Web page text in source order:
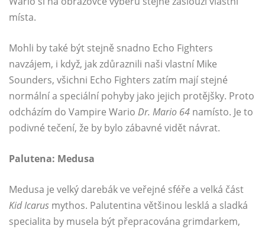
místa.
Mohli by také být stejně snadno Echo Fighters
navzájem, i když, jak zdůraznili naši vlastní Mike
Sounders, všichni Echo Fighters zatím mají stejné
normální a speciální pohyby jako jejich protějšky. Proto
odcházím do Vampire Wario Dr. Mario 64 namísto. Je to
podivné tečení, že by bylo zábavné vidět návrat.
Palutena: Medusa
Medusa je velký darebák ve veřejné sféře a velká část
Kid Icarus mythos. Palutentina většinou lesklá a sladká
specialita by musela být přepracována grimdarkem,